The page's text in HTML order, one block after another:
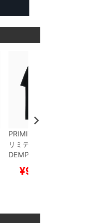
PRIMITIVE T-SHIRT
リミティブ
DEMPTION HW
スケートボード スケ
ボー¥9,350